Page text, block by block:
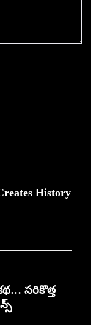
History
సరికొత్త